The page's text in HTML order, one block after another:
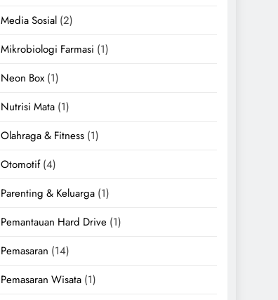
Media Sosial (2)
Mikrobiologi Farmasi (1)
Neon Box (1)
Nutrisi Mata (1)
Olahraga & Fitness (1)
Otomotif(4)
Parenting & Keluarga (1)
Pemantauan Hard Drive (1)
Pemasaran (14)
Pemasaran Wisata (1)